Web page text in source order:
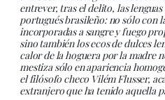
entrever, tras el delito, las
portugués brasileño: no sólo con
incorporadas a sangre y fuego
sino también los ecos de dulces
calor de la hoguera por la madre
mestiza sólo en apariencia
el filósofo checo Vilém Flusser,
extranjero que ha tenido aquella